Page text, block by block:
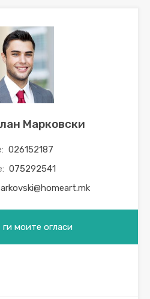
Марковски
026152187
075292541
моите огласи